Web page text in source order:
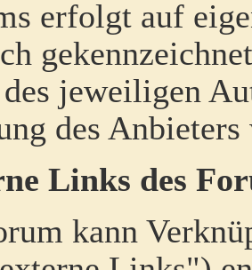
erfolgt auf
jeweiligen
des Anbieters
Links des
kann